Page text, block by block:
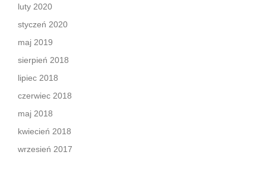
luty 2020
styczeń 2020
maj 2019
sierpień 2018
lipiec 2018
czerwiec 2018
maj 2018
kwiecień 2018
wrzesień 2017